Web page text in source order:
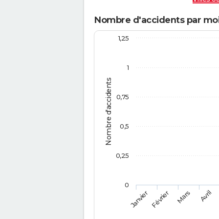
Nombre d'accidents par
Nombre d'accidents
JanvierFévrier Mars Avril
0
1
0,25
0,5
0,75
1,25